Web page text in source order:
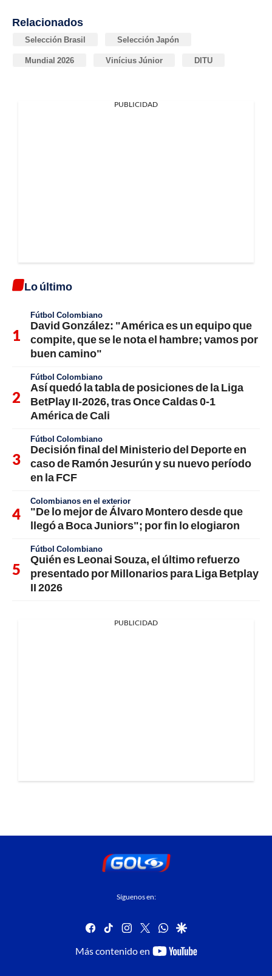
Relacionados
Selección Brasil Selección Japón
Mundial 2026 Vinícius Júnior DITU
PUBLICIDAD
Lo último
Fútbol Colombiano
David González: "América es un equipo que
compite, que se le nota el hambre; vamos por
buen camino"
Fútbol Colombiano
Así quedó la tabla de posiciones de la Liga
BetPlay II-2026, tras Once Caldas 0-1
América de Cali
Fútbol Colombiano
Decisión final del Ministerio del Deporte en
caso de Ramón Jesurún y su nuevo período
en la FCF
Colombianos en el exterior
"De lo mejor de Álvaro Montero desde que
llegó a Boca Juniors"; por fin lo elogiaron
Fútbol Colombiano
Quién es Leonai Souza, el último refuerzo
presentado por Millonarios para Liga Betplay
II 2026
PUBLICIDAD
Síguenos en:
facebook
tiktok instagram
twitterwhatsapp
google
Más contenido en
youtube-